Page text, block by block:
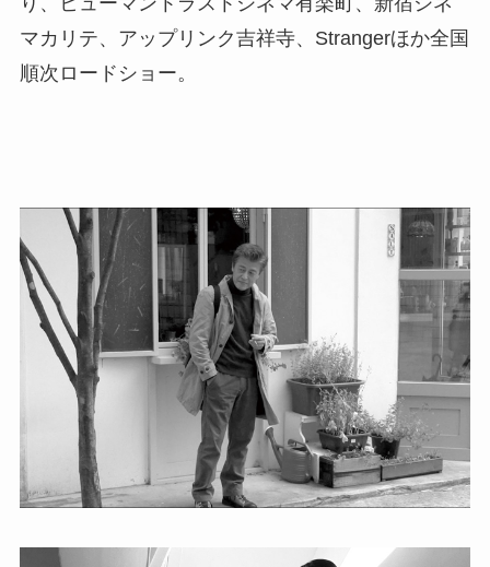
マカリテ、アップリンク吉祥寺、Strangerほか全国
順次ロードショー。